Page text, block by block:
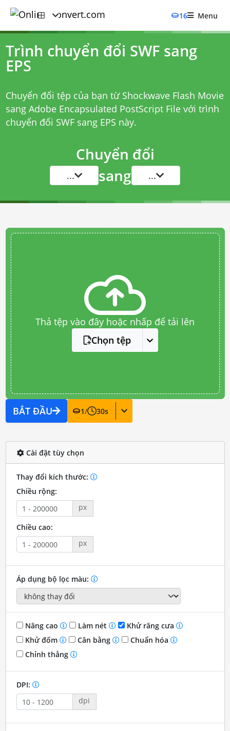
16 Menu
Trình chuyển đổi SWF sang
EPS
Chuyển đổi tệp của bạn từ Shockwave Flash Movie
sang Adobe Encapsulated PostScript File với trình
chuyển đổi SWF sang EPS này.
Chuyển đổi
... sang ...
Thả tệp vào đây hoặc nhấp để tải lên
Chọn tệp
BẮT ĐẦU 1/ 30s
Cài đặt tùy chọn
Thay đổi kích thước:
Chiều rộng:
px
Chiều cao:
px
Áp dụng bộ lọc màu:
Nâng cao Làm nét
Khử răng cưa
Khử đốm
Cân bằng
Chuẩn hóa
Chỉnh thẳng
DPI:
dpi